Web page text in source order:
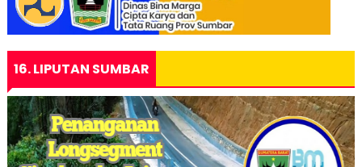
16. LIPUTAN SUMBAR